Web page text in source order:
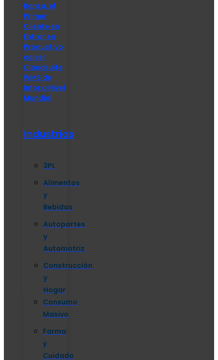
Ransa, el
Primer
Cliente en
Entrar en
Productivo
con el
Cloudsuite
WMS de
Infor a Nivel
Mundial
Industrias
3PL
Alimentos
y
Bebidas
Autopartes
y
Automotriz
Construcción
y
Hogar
Consumo
Masivo
Farma
y
Cuidado